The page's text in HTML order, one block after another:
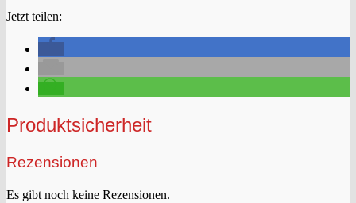
Jetzt teilen:
Produktsicherheit
Rezensionen
Es gibt noch keine Rezensionen.